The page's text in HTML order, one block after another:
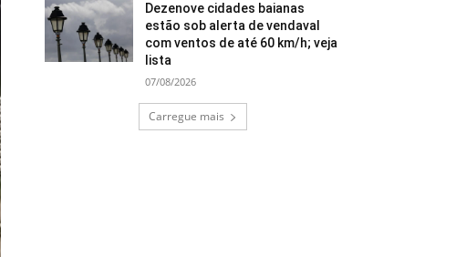
Dezenove cidades baianas
estão sob alerta de vendaval
com ventos de até 60 km/h; veja
lista
07/08/2026
Carregue mais